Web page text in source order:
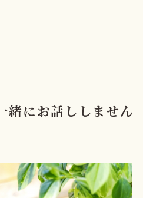
緒にお話ししません